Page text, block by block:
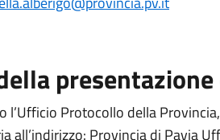
l’Ufficio Protocollo della
all’indirizzo: Provincia di Pavia